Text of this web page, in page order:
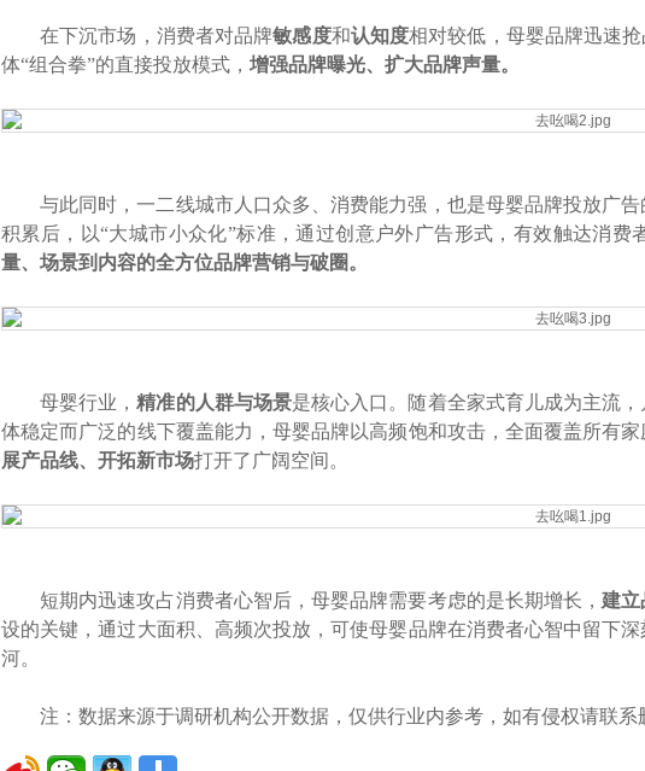
在下沉市场，消费者对品牌敏感度和认知度相对较低，母婴品牌迅速
体“组合拳”的直接投放模式， 增强品牌曝光、扩大品牌声量。
与此同时，一二线城市人口众多、消费能力强，也是母婴品牌投放广
积累后，
以“大城市小众化”标准，通过创意户外广告形式，有效触达消费
量、场景到内容的全方位品牌营销与破圈。
母婴行业，精准的人群与场景是核心入口。随着全家式育儿成为主流
体稳定而广泛的线下覆盖能力，母婴品牌以高频饱和攻击，全面覆盖所有
展产品线、开拓新市场打开了广阔空间。
短期内迅速攻占消费者心智后，母婴品牌需要考虑的是长期增长，建立
设的关键，通过大面积、高频次投放，可使母婴品牌在消费者心智中留下
河。
注：数据来源于调研机构公开数据，仅供行业内参考，如有侵权请联系